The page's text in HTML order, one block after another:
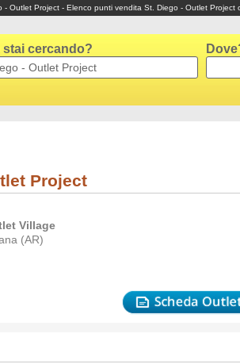
- Outlet Project - Elenco punti vendita St. Diego - Outlet Project
stai cercando?
Project
Village
(AR)